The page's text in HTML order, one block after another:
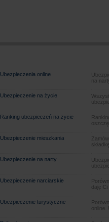
Ubezpieczenia online
na
Ubezpieczenie na życie
Ranking ubezpieczeń na życie
Ubezpieczenie mieszkania
Ubezpieczenie na narty
Ubezpieczenie narciarskie
daję
Ubezpieczenie turystyczne